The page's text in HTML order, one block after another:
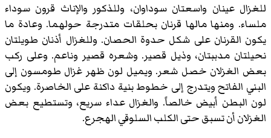
للغزال عينان واسعتان سوداوان، وللذكور والإناث قرون سوداء
ملساء. ومنها مالها قرنان بحلقات متدرجة حولهما. وعادة ما
يكون القرنان على شكل حدوة الحصان. وللغزال أذنان طويلتان
نحيلتان مدببتان، وذيل قصير. وشعره قصير وناعم. وعلى ركب
بعض الغزلان خصل شعر. ويميل لون ظهر غزال طومسون إلى
البني الفاتح ويتدرج إلى خطوط بنية داكنة على الخاصرة. ويكون
لون البطن أبيض خالصاً. والغزال عداء سريع، وتستطيع بعض
الغزلان أن تسبق حتى الكلب السلوقي الهجرع.